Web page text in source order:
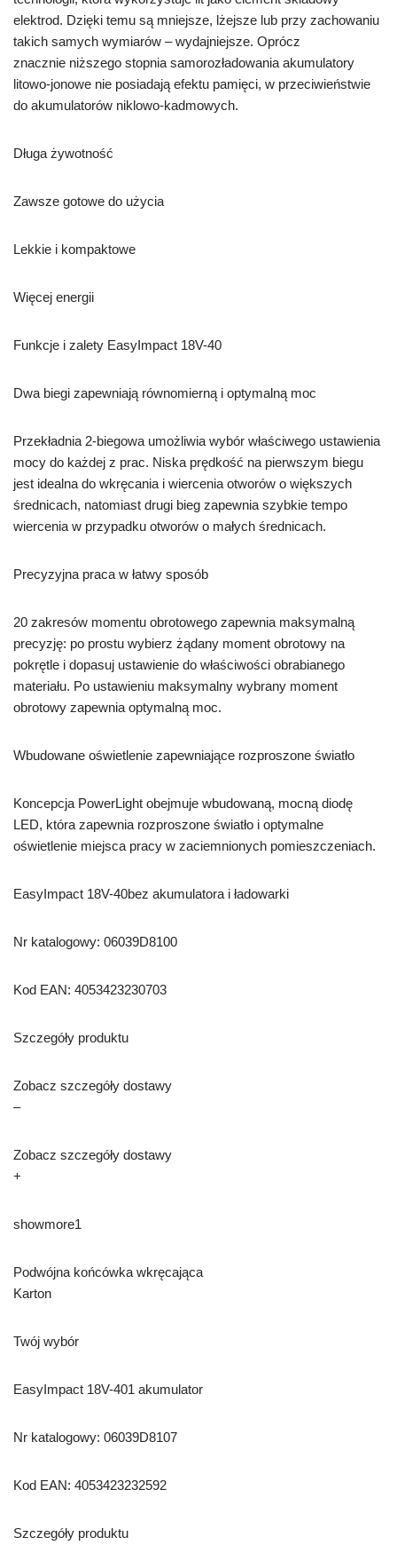
elektrod. Dzięki temu są mniejsze, lżejsze lub przy zachowaniu
takich samych wymiarów – wydajniejsze. Oprócz
znacznie niższego stopnia samorozładowania akumulatory
litowo-jonowe nie posiadają efektu pamięci, w przeciwieństwie
do akumulatorów niklowo-kadmowych.
Długa żywotność
Zawsze gotowe do użycia
Lekkie i kompaktowe
Więcej energii
Funkcje i zalety EasyImpact 18V-40
Dwa biegi zapewniają równomierną i optymalną moc
Przekładnia 2-biegowa umożliwia wybór właściwego ustawienia
mocy do każdej z prac. Niska prędkość na pierwszym biegu
jest idealna do wkręcania i wiercenia otworów o większych
średnicach, natomiast drugi bieg zapewnia szybkie tempo
wiercenia w przypadku otworów o małych średnicach.
Precyzyjna praca w łatwy sposób
20 zakresów momentu obrotowego zapewnia maksymalną
precyzję: po prostu wybierz żądany moment obrotowy na
pokrętle i dopasuj ustawienie do właściwości obrabianego
materiału. Po ustawieniu maksymalny wybrany moment
obrotowy zapewnia optymalną moc.
Wbudowane oświetlenie zapewniające rozproszone światło
Koncepcja PowerLight obejmuje wbudowaną, mocną diodę
LED, która zapewnia rozproszone światło i optymalne
oświetlenie miejsca pracy w zaciemnionych pomieszczeniach.
EasyImpact 18V-40bez akumulatora i ładowarki
Nr katalogowy: 06039D8100
Kod EAN: 4053423230703
Szczegóły produktu
Zobacz szczegóły dostawy
–
Zobacz szczegóły dostawy
+
showmore1
Podwójna końcówka wkręcająca
Karton
Twój wybór
EasyImpact 18V-401 akumulator
Nr katalogowy: 06039D8107
Kod EAN: 4053423232592
Szczegóły produktu